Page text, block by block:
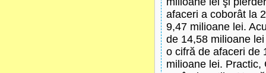
afaceri a coborât la
9,47 milioane lei.
de 14,58 milioane
o cifră de afaceri de
milioane lei.